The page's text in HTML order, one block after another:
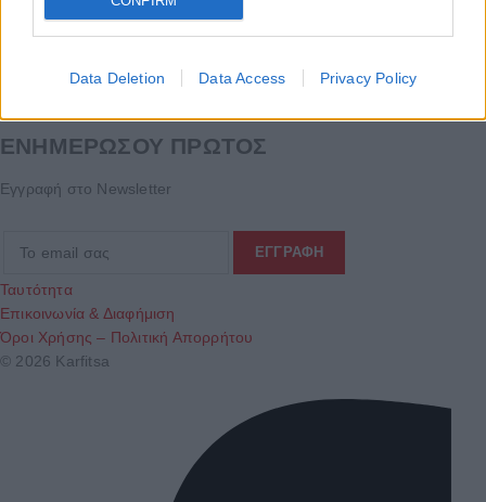
Data Deletion Data Access Privacy Policy
ΕΝΗΜΕΡΩΣΟΥ ΠΡΩΤΟΣ
Εγγραφή στο Newsletter
Ταυτότητα
Επικοινωνία & Διαφήμιση
Όροι Χρήσης – Πολιτική Απορρήτου
© 2026 Karfitsa